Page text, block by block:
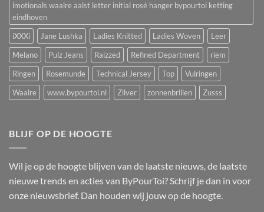
imotionals waalre aalst letter initial rosé hanger bypourtoi ketting
eindhoven
iXXXi
Jane Lushka Ladies Knitted Ladies Woven
Leer
Melano
Pulz Jeans Raizzed Refined Department
riem
Ringen
Rosemunde Technical Jersey Top
Vulringen
Waalre
www.bypourtoi.nl Zilver zonnenbrillen Zusss
BLIJF OP DE HOOGTE
Wil je op de hoogte blijven van de laatste nieuws, de laatste
nieuwe trends en acties van ByPourToi? Schrijf je dan in voor
onze nieuwsbrief. Dan houden wij jouw op de hoogte.